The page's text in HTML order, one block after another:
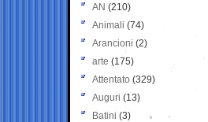
AN (210)
Animali (74)
Arancioni (2)
arte (175)
Attentato (329)
Auguri (13)
Batini (3)